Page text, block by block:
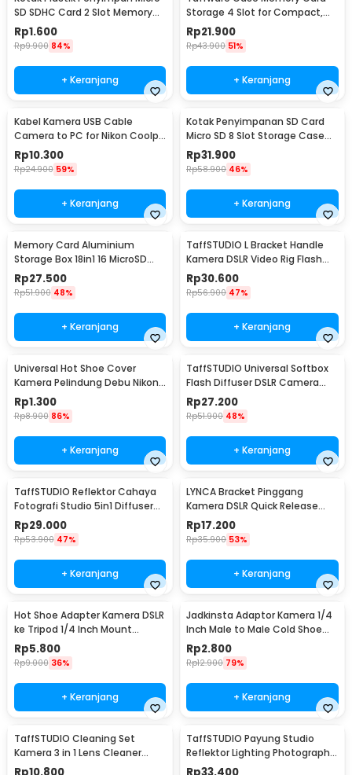
SD SDHC Card 2 Slot Memory
Card Storage - SD10
Rp1.600
Rp9.900 84%
+ Keranjang
Storage 4 Slot for Compact,
SD, and Micro SD - WC0572
Rp21.900
Rp43.900 51%
+ Keranjang
Kabel Kamera USB Cable
Camera to PC for Nikon Coolpix
1.5 M - UC-E6
Rp10.300
Rp24.900 59%
+ Keranjang
Kotak Penyimpanan SD Card
Micro SD 8 Slot Storage Case
Anti Benturan - 421
Rp31.900
Rp58.900 46%
+ Keranjang
Memory Card Aluminium
Storage Box 18in1 16 MicroSD
and 2 SD Card - JJC
Rp27.500
Rp51.900 48%
+ Keranjang
TaffSTUDIO L Bracket Handle
Kamera DSLR Video Rig Flash
Light Mount - XDV-1
Rp30.600
Rp56.900 47%
+ Keranjang
Universal Hot Shoe Cover
Kamera Pelindung Debu Nikon
Canon BS-1 - JT152
Rp1.300
Rp8.900 86%
+ Keranjang
TaffSTUDIO Universal Softbox
Flash Diffuser DSLR Camera
Lighting - YC1517
Rp27.200
Rp51.900 48%
+ Keranjang
TaffSTUDIO Reflektor Cahaya
Fotografi Studio 5in1 Diffuser
58cm - CL-RT50
Rp29.000
Rp53.900 47%
+ Keranjang
LYNCA Bracket Pinggang
Kamera DSLR Quick Release
Belt Button 1/4 Inch - UK-A8S
Rp17.200
Rp35.900 53%
+ Keranjang
Hot Shoe Adapter Kamera DSLR
ke Tripod 1/4 Inch Mount
Universal
Rp5.800
Rp9.000 36%
+ Keranjang
Jadkinsta Adaptor Kamera 1/4
Inch Male to Male Cold Shoe
Tripod Mount - RV81
Rp2.800
Rp12.900 79%
+ Keranjang
TaffSTUDIO Cleaning Set
Kamera 3 in 1 Lens Cleaner
Blower - LP-1
TaffSTUDIO Payung Studio
Reflektor Lighting Photography
Flash 80cm - UB-004